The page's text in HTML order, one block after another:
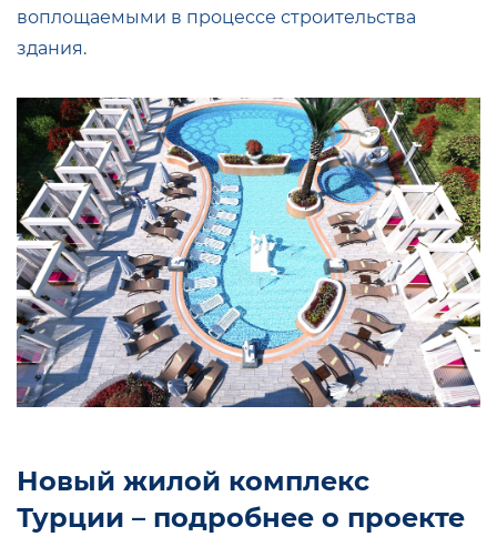
воплощаемыми в процессе строительства
здания.
Новый жилой комплекс
Турции – подробнее о проекте